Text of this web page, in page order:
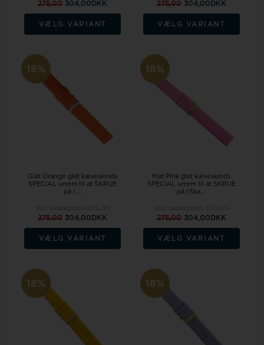
275,00 304,00DKK
VÆLG VARIANT
275,00 304,00DKK
VÆLG VARIANT
18%
Glat Orange glat kalveskinds
SPECIAL urrem til at SKRUE
på (...
275,00 304,00DKK
VÆLG VARIANT
18%
Mat Pink glat kalveskinds
SPECIAL urrem til at SKRUE
på (Ska...
275,00 304,00DKK
VÆLG VARIANT
18% 18%